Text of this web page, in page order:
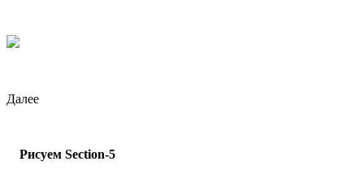
Далее
Рисуем Section-5